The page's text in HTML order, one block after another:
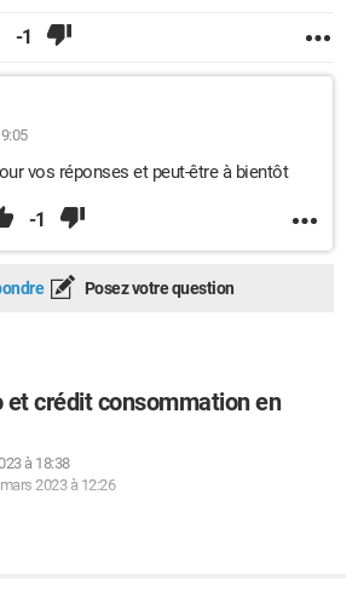
-1
vos réponses et peut-être à bientôt
-1
Posez votre question
et crédit consommation en
à 18:38
2023 à 12:26